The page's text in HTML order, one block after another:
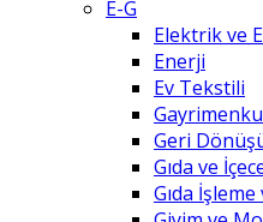
E-G
Elektrik ve
Enerji
Ev Tekstili
Geri
Gıda ve
Gıda